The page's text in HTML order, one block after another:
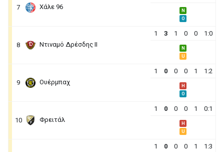
7 Χάλε 96
N
O
8 Ντιναμό Δρέσδης ΙΙ
1 3 1 0 0 1:0
N
U
9 Ουέρμπαχ
1 0 0 0 1 1:2
H
O
10 Φρειτάλ
1 0 0 0 1 0:1
H
U
1 0 0 0 1 1:3